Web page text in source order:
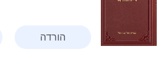
הורדה